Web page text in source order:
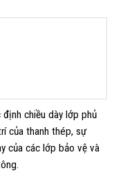
chiều dày lớp phủ
của thanh thép, sự
của các lớp bảo vệ và